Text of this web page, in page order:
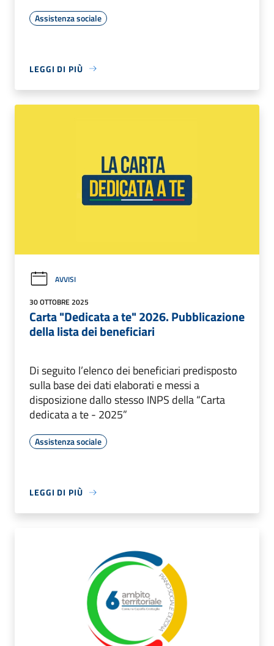
Assistenza sociale
LEGGI DI PIÙ
AVVISI
30 OTTOBRE 2025
Carta "Dedicata a te" 2026. Pubblicazione
della lista dei beneficiari
Di seguito l’elenco dei beneficiari predisposto
sulla base dei dati elaborati e messi a
disposizione dallo stesso INPS della “Carta
dedicata a te - 2025”
Assistenza sociale
LEGGI DI PIÙ